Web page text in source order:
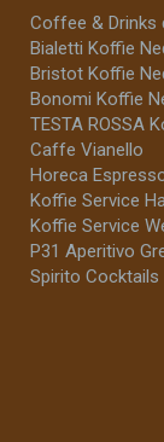
Coffee & Drinks
Bialetti Koffie
Bristot Koffie
Bonomi Koffie
TESTA ROSSA
Caffe Vianello
Horeca
Koffie Service
Koffie Service
P31 Aperitivo
Spirito Cocktails